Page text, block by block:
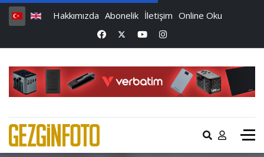
Hakkımızda Abonelik İletişim Online Oku